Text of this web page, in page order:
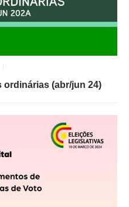
(abr/jun 24)